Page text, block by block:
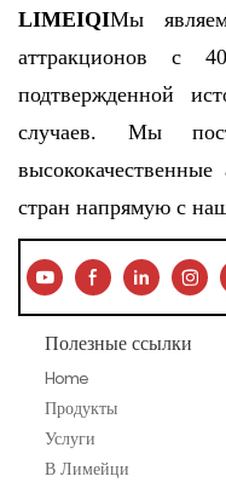
Китай
LIMEIQIМы
аттракционов с
подтвержденной
случаев. Мы
стран напрямую с
Полезные ссылки
Home
Продукты
Услуги
В Лимейци